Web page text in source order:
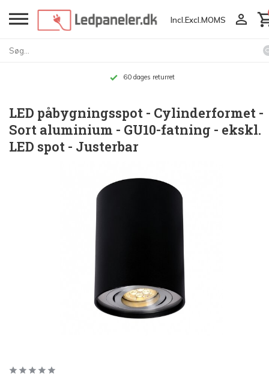
Incl. Excl. MOMS
LED påbygningsspot - Cylinderformet -
Sort aluminium - GU10-fatning - ekskl.
LED spot - Justerbar